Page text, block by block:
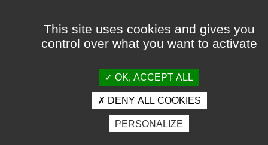
Crédits et mentions légales
Espace presse
Photothèque
This site uses cookies and gives you
control over what you want to activate
OK, ACCEPT ALL
DENY ALL COOKIES
PERSONALIZE